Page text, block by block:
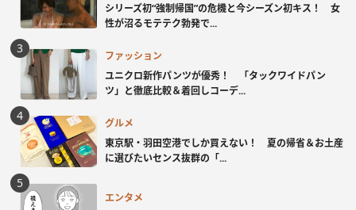
シリーズ初“強制帰国”の危機と今シーズン初キス！ 女
性が沼るモテテク勃発で...
ファッション
ユニクロ新作パンツが優秀！ 「タックワイドパン
ツ」と徹底比較＆着回しコーデ...
グルメ
東京駅・羽田空港でしか買えない！ 夏の帰省＆お土産
に選びたいセンス抜群の「...
エンタメ